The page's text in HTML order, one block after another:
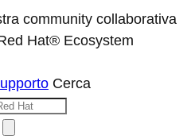
community collaborativa
Hat® Ecosystem
Cerca